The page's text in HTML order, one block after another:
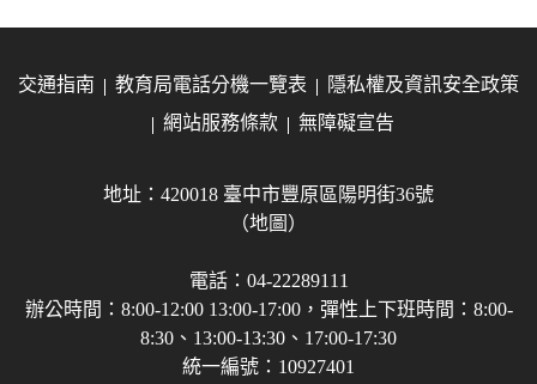
交通指南 教育局電話分機一覽表
隱私權及資訊安全政策
網站服務條款
無障礙宣告
地址：420018 臺中市豐原區陽明街36號
（地圖）
電話：04-22289111
辦公時間：8:00-12:00 13:00-17:00，彈性上下班時間：8:00-
8:30、13:00-13:30、17:00-17:30
統一編號：10927401